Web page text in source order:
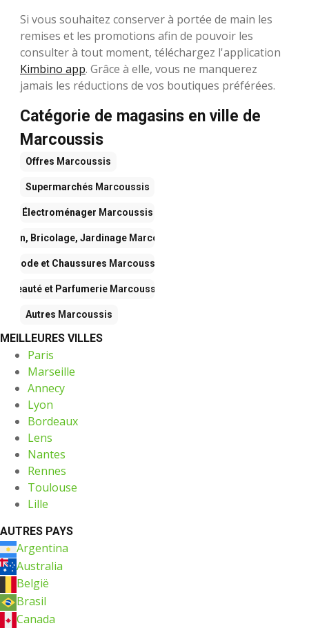
Si vous souhaitez conserver à portée de main les
remises et les promotions afin de pouvoir les
consulter à tout moment, téléchargez l'application
Kimbino app. Grâce à elle, vous ne manquerez
jamais les réductions de vos boutiques préférées.
Catégorie de magasins en ville de
Marcoussis
Offres Marcoussis
Supermarchés Marcoussis
Électroménager Marcoussis
Bricolage, Jardinage Marcoussis
Mode et Chaussures Marcoussis
Beauté et Parfumerie Marcoussis
Autres Marcoussis
MEILLEURES VILLES
Paris
Marseille
Annecy
Lyon
Bordeaux
Lens
Nantes
Rennes
Toulouse
Lille
AUTRES PAYS
Argentina
Australia
België
Brasil
Canada